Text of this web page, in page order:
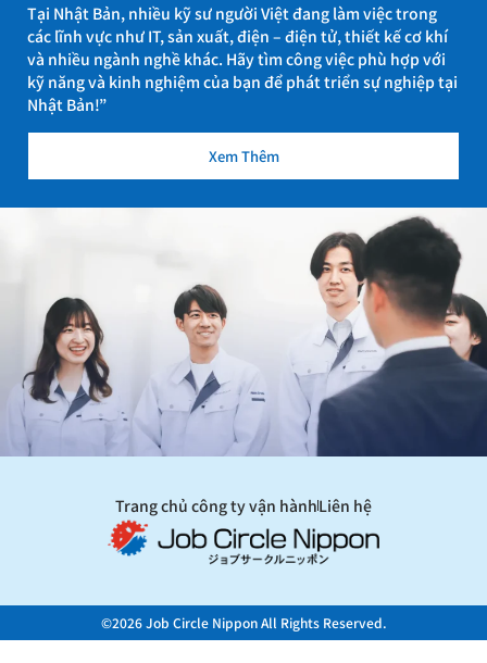
Tại Nhật Bản, nhiều kỹ sư người Việt đang làm việc trong
các lĩnh vực như IT, sản xuất, điện – điện tử, thiết kế cơ khí
và nhiều ngành nghề khác. Hãy tìm công việc phù hợp với
kỹ năng và kinh nghiệm của bạn để phát triển sự nghiệp tại
Nhật Bản!”
Xem Thêm
Trang chủ công ty vận hànhLiên hệ
©2026 Job Circle Nippon All Rights Reserved.